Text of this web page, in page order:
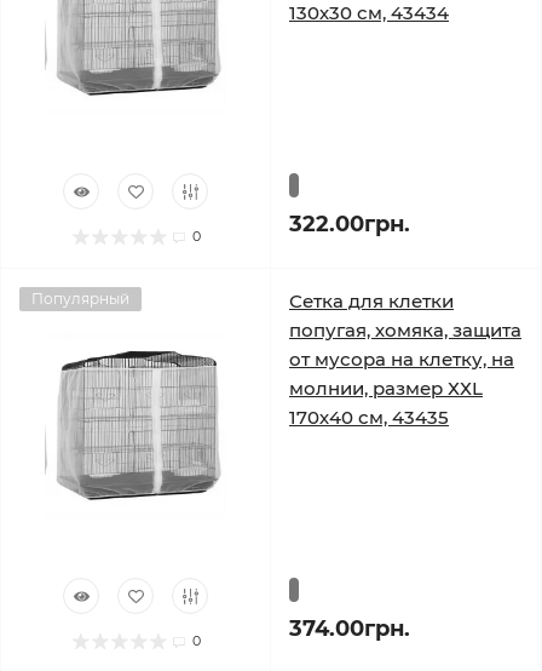
0
130х30 см, 43434
322.00грн.
Популярный
0
Сетка для клетки
попугая, хомяка, защита
от мусора на клетку, на
молнии, размер ХХL
170х40 см, 43435
374.00грн.